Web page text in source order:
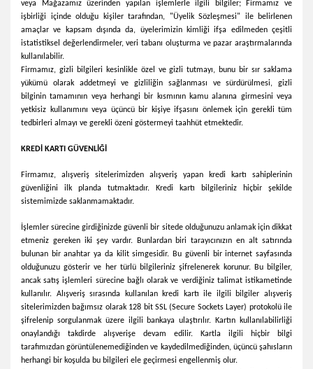
veya
Mağazamızüzerinden yapılan işlemlerle ilgili bilgiler; Firmamız ve
işbirliği içinde olduğu kişiler tarafından, "Üyelik Sözleşmesi" ile belirlenen
amaçlar ve kapsam dışında da, üyelerimizin kimliği ifşa edilmeden çeşitli
istatistiksel değerlendirmeler, veri tabanı oluşturma ve pazar araştırmalarında
kullanılabilir.
Firmamız, gizli bilgileri kesinlikle özel ve gizli tutmayı, bunu bir sır saklama
yükümü olarak addetmeyi ve gizliliğin sağlanması ve sürdürülmesi, gizli
bilginin tamamının veya herhangi bir kısmının kamu alanına girmesini veya
yetkisiz kullanımını veya üçüncü bir kişiye ifşasını önlemek için gerekli tüm
tedbirleri almayı ve gerekli özeni göstermeyi taahhüt etmektedir.
KREDİ KARTI GÜVENLİĞİ
Firmamız, alışveriş sitelerimizden alışveriş yapan kredi kartı sahiplerinin
güvenliğini ilk planda tutmaktadır. Kredi kartı bilgileriniz hiçbir şekilde
sistemimizde saklanmamaktadır.
İşlemler sürecine girdiğinizde güvenli bir sitede olduğunuzu anlamak için dikkat
etmeniz gereken iki şey vardır. Bunlardan biri tarayıcınızın en alt satırında
bulunan bir anahtar ya da kilit simgesidir. Bu güvenli bir internet sayfasında
olduğunuzu gösterir ve her türlü bilgileriniz şifrelenerek korunur. Bu bilgiler,
ancak satış işlemleri sürecine bağlı olarak ve verdiğiniz talimat istikametinde
kullanılır. Alışveriş sırasında kullanılan kredi kartı ile ilgili bilgiler alışveriş
sitelerimizden bağımsız olarak 128 bit SSL (Secure Sockets Layer) protokolü ile
şifrelenip sorgulanmak üzere ilgili bankaya ulaştırılır. Kartın kullanılabilirliği
onaylandığı takdirde alışverişe devam edilir. Kartla ilgili hiçbir bilgi
tarafımızdan görüntülenemediğinden ve kaydedilmediğinden, üçüncü şahısların
herhangi bir koşulda bu bilgileri ele geçirmesi engellenmiş olur.